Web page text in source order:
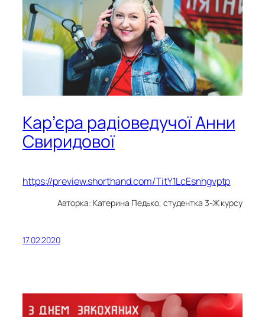
Кар’єра радіоведучої Анни
Свиридової
https://preview.shorthand.com/TitY1LcEsnhgvptp
Авторка: Катерина Педько, студентка 3-Ж курсу
17.02.2020